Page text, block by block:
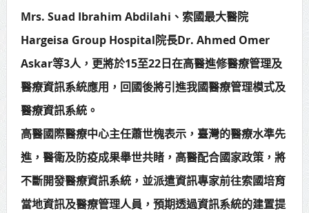
Mrs. Suad Ibrahim Abdilahi、索國最大醫院
Hargeisa Group Hospital院長Dr. Ahmed Omer
Askar等3人，更將於15至22日在高醫進修醫療管理及
醫療資訊系統應用，回國後將引進我國醫療管理模式及
醫療資訊系統。
高醫國際醫療中心主任蕭世槐表示，臺灣的醫療水準先
進，醫衛及防疫成果舉世共睹，高醫配合國家政策，將
不斷開發醫療資訊系統，並派遣資訊專家前往索國培育
當地資訊及醫療管理人員，預期透過資訊系統的建置提